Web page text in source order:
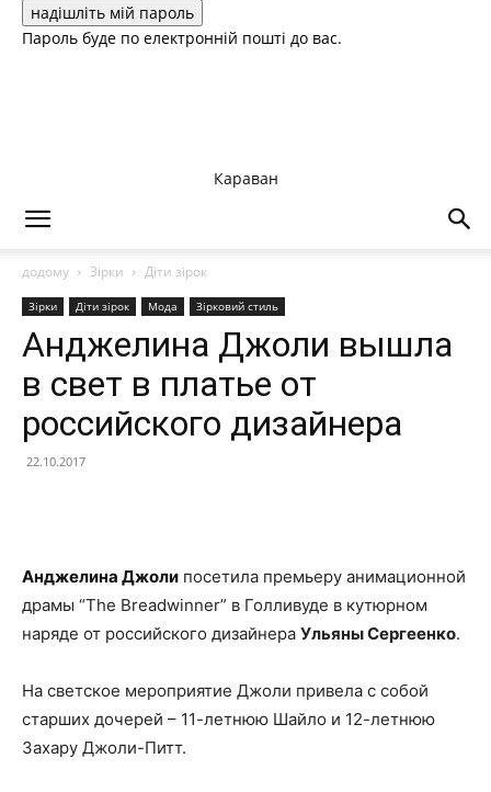
Пароль буде по електронній пошті до вас.
Караван
додому Зірки Діти зірок
Зірки Діти зірок Мода Зірковий стиль
Анджелина Джоли вышла
в свет в платье от
российского дизайнера
22.10.2017
Анджелина Джоли посетила премьеру анимационной
драмы “The Breadwinner” в Голливуде в кутюрном
наряде от российского дизайнера Ульяны Сергеенко.
На светское мероприятие Джоли привела с собой
старших дочерей – 11-летнюю Шайло и 12-летнюю
Захару Джоли-Питт.